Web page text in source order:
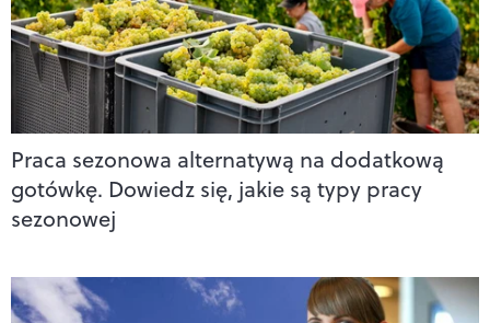
Praca sezonowa alternatywą na dodatkową
gotówkę. Dowiedz się, jakie są typy pracy
sezonowej